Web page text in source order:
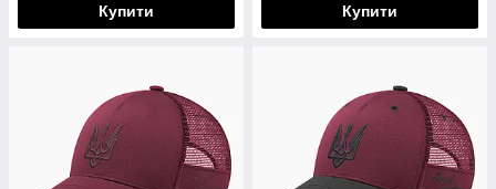
Купити Купити